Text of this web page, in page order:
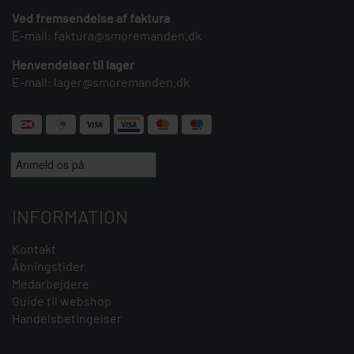
Ved fremsendelse af faktura
E-mail: faktura@smoremanden.dk
Henvendelser til lager
E-mail: lager@smoremanden.dk
INFORMATION
Kontakt
Åbningstider
Medarbejdere
Guide til webshop
Handelsbetingelser